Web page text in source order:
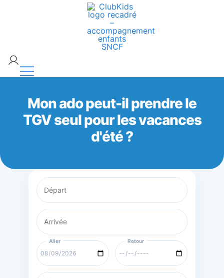
ClubKids
Mon ado peut-il prendre le
TGV seul pour les vacances
d'été ?
🚨 Nos accompagnements sont pris d’assaut.
Réservez dès maintenant !